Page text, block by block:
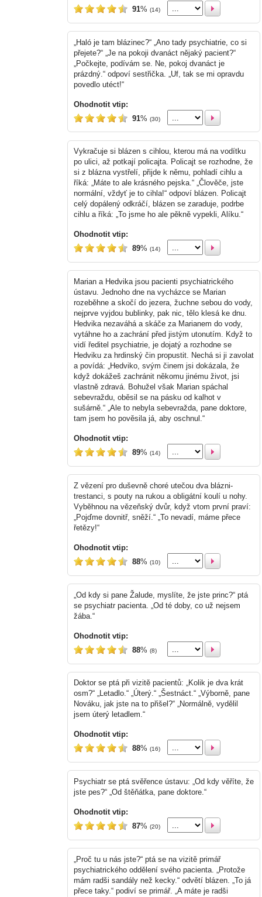
91% (14)
„Haló je tam blázinec?“ „Ano tady psychiatrie, co si
přejete?“ „Je na pokoji dvanáct nějaký pacient?“
„Počkejte, podívám se. Ne, pokoj dvanáct je
prázdný.“ odpoví sestřička. „Uf, tak se mi opravdu
povedlo utéct!“
Ohodnotit vtip:
91% (30)
Vykračuje si blázen s cihlou, kterou má na vodítku
po ulici, až potkají policajta. Policajt se rozhodne, že
si z blázna vystřelí, přijde k němu, pohladí cihlu a
říká: „Máte to ale krásného pejska.“ „Člověče, jste
normální, vždyť je to cihla!“ odpoví blázen. Policajt
celý dopálený odkráčí, blázen se zaraduje, podrbe
cihlu a říká: „To jsme ho ale pěkně vypekli, Alíku.“
Ohodnotit vtip:
89% (14)
Marian a Hedvika jsou pacienti psychiatrického
ústavu. Jednoho dne na vycházce se Marian
rozeběhne a skočí do jezera, žuchne sebou do vody,
nejprve vyjdou bublinky, pak nic, tělo klesá ke dnu.
Hedvika nezaváhá a skáče za Marianem do vody,
vytáhne ho a zachrání před jistým utonutím. Když to
vidí ředitel psychiatrie, je dojatý a rozhodne se
Hedviku za hrdinský čin propustit. Nechá si ji zavolat
a povídá: „Hedviko, svým činem jsi dokázala, že
když dokážeš zachránit někomu jinému život, jsi
vlastně zdravá. Bohužel však Marian spáchal
sebevraždu, oběsil se na pásku od kalhot v
sušárně.“ „Ale to nebyla sebevražda, pane doktore,
tam jsem ho pověsila já, aby oschnul.“
Ohodnotit vtip:
89% (14)
Z vězení pro duševně choré utečou dva blázni-
trestanci, s pouty na rukou a obligátní koulí u nohy.
Vyběhnou na vězeňský dvůr, když vtom první praví:
„Pojďme dovnitř, sněží.“ „To nevadí, máme přece
řetězy!“
Ohodnotit vtip:
88% (10)
„Od kdy si pane Žalude, myslíte, že jste princ?“ ptá
se psychiatr pacienta. „Od té doby, co už nejsem
žába.“
Ohodnotit vtip:
88% (8)
Doktor se ptá při vizitě pacientů: „Kolik je dva krát
osm?“ „Letadlo.“ „Úterý.“ „Šestnáct.“ „Výborně, pane
Nováku, jak jste na to přišel?“ „Normálně, vydělil
jsem úterý letadlem.“
Ohodnotit vtip:
88% (16)
Psychiatr se ptá svěřence ústavu: „Od kdy věříte, že
jste pes?“ „Od štěňátka, pane doktore.“
Ohodnotit vtip:
87% (20)
„Proč tu u nás jste?“ ptá se na vizitě primář
psychiatrického oddělení svého pacienta. „Protože
mám radši sandály než kecky.“ odvětí blázen. „To já
přece taky.“ podiví se primář. „A máte je radši